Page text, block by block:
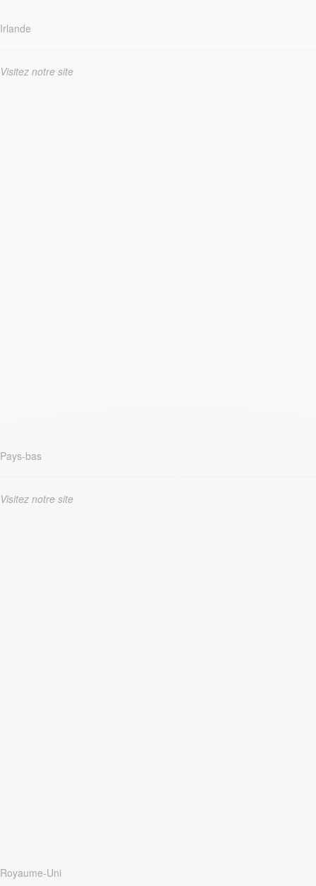
Irlande
Visitez notre site
Pays-bas
Visitez notre site
Royaume-Uni